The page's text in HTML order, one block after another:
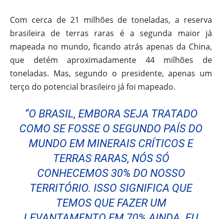
Com cerca de 21 milhões de toneladas, a reserva
brasileira de terras raras é a segunda maior já
mapeada no mundo, ficando atrás apenas da China,
que detém aproximadamente 44 milhões de
toneladas. Mas, segundo o presidente, apenas um
terço do potencial brasileiro já foi mapeado.
“O BRASIL, EMBORA SEJA TRATADO
COMO SE FOSSE O SEGUNDO PAÍS DO
MUNDO EM MINERAIS CRÍTICOS E
TERRAS RARAS, NÓS SÓ
CONHECEMOS 30% DO NOSSO
TERRITÓRIO. ISSO SIGNIFICA QUE
TEMOS QUE FAZER UM